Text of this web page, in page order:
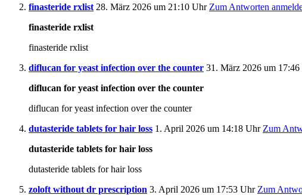
finasteride rxlist 28. März 2026 um 21:10 Uhr Zum Antworten
finasteride rxlist
finasteride rxlist
diflucan for yeast infection over the counter 31. März 2026 um
diflucan for yeast infection over the counter
diflucan for yeast infection over the counter
dutasteride tablets for hair loss 1. April 2026 um 14:18 Uhr Zum
dutasteride tablets for hair loss
dutasteride tablets for hair loss
zoloft without dr prescription 3. April 2026 um 17:53 Uhr Zum